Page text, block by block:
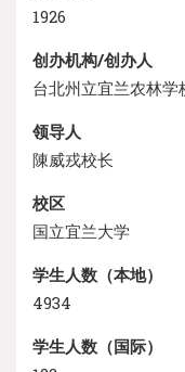
1926
创办机构/创办人
台北州立宜兰农林学
领导人
陳威戎校长
校区
国立宜兰大学
学生人数（本地）
4934
学生人数（国际）